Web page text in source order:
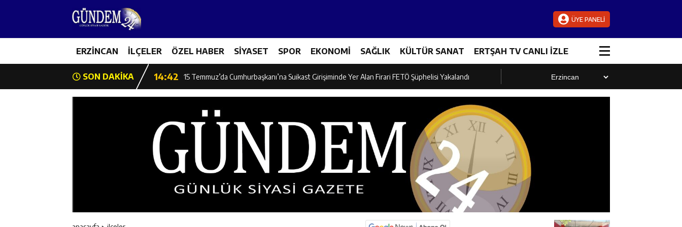
ÜYE PANELİ
ERZİNCAN İLÇELER ÖZEL HABER SİYASET SPOR EKONOMİ SAĞLIK KÜLTÜR SANAT ERTŞAH TV CANLI İZLE
SON DAKİKA
14:43 ETSO Başkan Adayı Süleyman Tan Üyelerle Buluştu
14:42 15 Temmuz’da Cumhurbaşkanı’na Suikast Girişiminde Yer Alan Firari FETÖ Şüphelisi Yakalandı
11:52 Burhan İşliyen, Erzincan’da “Salı Sohbetleri”ne Konuk Oldu
11:52 Erzincan Badmintonda Finale Yükseldi